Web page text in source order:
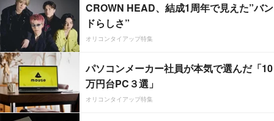
CROWN HEAD、結成1周年で見えた”バン
ドらしさ”
オリコンタイアップ特集
パソコンメーカー社員が本気で選んだ「10
万円台PC３選」
オリコンタイアップ特集